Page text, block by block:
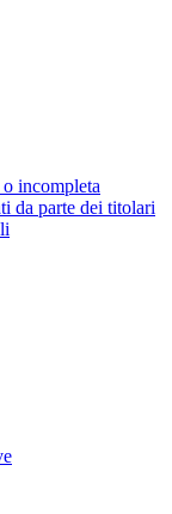
incompleta
da parte dei titolari